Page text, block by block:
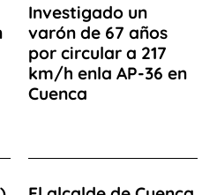
Investigado un
varón de 67 años
por circular a 217
km/h enla AP-36 en
Cuenca